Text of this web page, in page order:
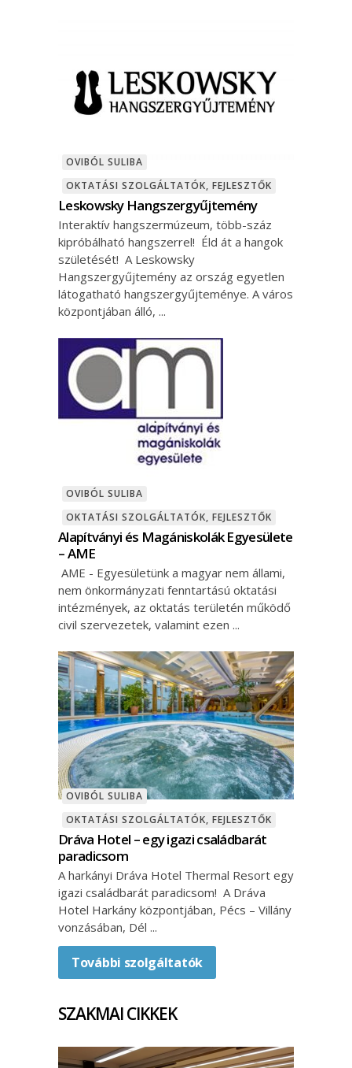
OVIBÓL SULIBA
OKTATÁSI SZOLGÁLTATÓK, FEJLESZTŐK
Leskowsky Hangszergyűjtemény
Interaktív hangszermúzeum, több-száz
kipróbálható hangszerrel! Éld át a hangok
születését! A Leskowsky
Hangszergyűjtemény az ország egyetlen
látogatható hangszergyűjteménye. A város
központjában álló,
OVIBÓL SULIBA
OKTATÁSI SZOLGÁLTATÓK, FEJLESZTŐK
Alapítványi és Magániskolák Egyesülete
– AME
AME - Egyesületünk a magyar nem állami,
nem önkormányzati fenntartású oktatási
intézmények, az oktatás területén működő
civil szervezetek, valamint ezen
OVIBÓL SULIBA
OKTATÁSI SZOLGÁLTATÓK, FEJLESZTŐK
Dráva Hotel – egy igazi családbarát
paradicsom
A harkányi Dráva Hotel Thermal Resort egy
igazi családbarát paradicsom! A Dráva
Hotel Harkány központjában, Pécs – Villány
vonzásában, Dél
További szolgáltatók
SZAKMAI CIKKEK